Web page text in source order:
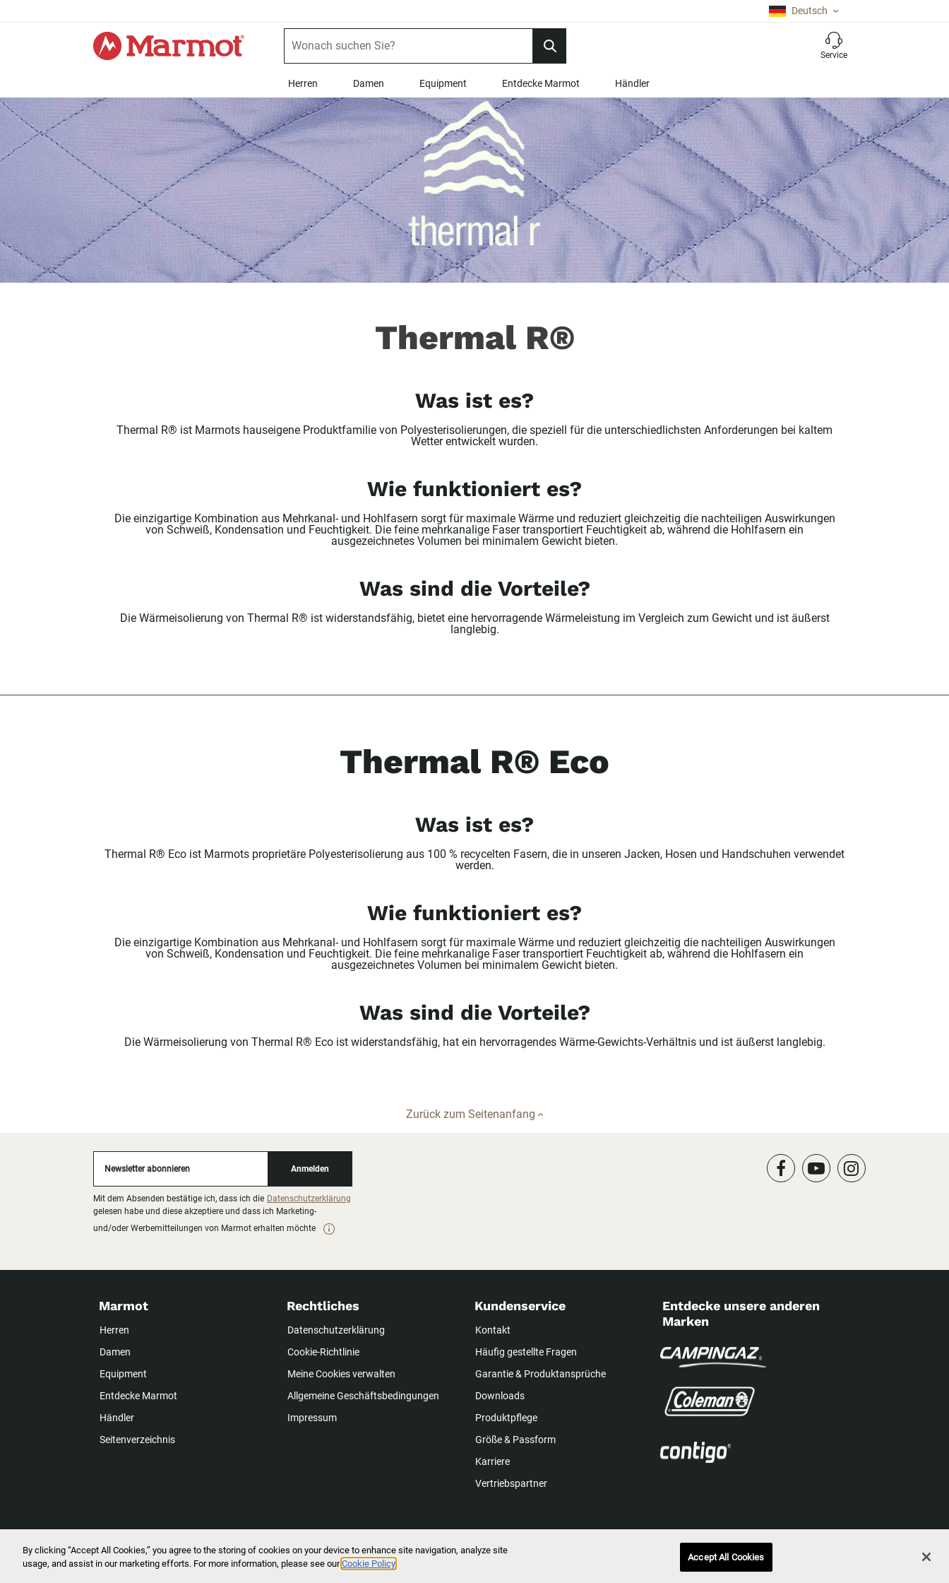
Deutsch
Service
Herren Damen Equipment Entdecke Marmot Händler
Thermal R®
Was ist es?
Thermal R® ist Marmots hauseigene Produktfamilie von Polyesterisolierungen, die speziell für die unterschiedlichsten Anforderungen bei kaltem
Wetter entwickelt wurden.
Wie funktioniert es?
Die einzigartige Kombination aus Mehrkanal- und Hohlfasern sorgt für maximale Wärme und reduziert gleichzeitig die nachteiligen Auswirkungen
von Schweiß, Kondensation und Feuchtigkeit. Die feine mehrkanalige Faser transportiert Feuchtigkeit ab, während die Hohlfasern ein
ausgezeichnetes Volumen bei minimalem Gewicht bieten.
Was sind die Vorteile?
Die Wärmeisolierung von Thermal R® ist widerstandsfähig, bietet eine hervorragende Wärmeleistung im Vergleich zum Gewicht und ist äußerst
langlebig.
Thermal R® Eco
Was ist es?
Thermal R® Eco ist Marmots proprietäre Polyesterisolierung aus 100 % recycelten Fasern, die in unseren Jacken, Hosen und Handschuhen verwendet
werden.
Wie funktioniert es?
Die einzigartige Kombination aus Mehrkanal- und Hohlfasern sorgt für maximale Wärme und reduziert gleichzeitig die nachteiligen Auswirkungen
von Schweiß, Kondensation und Feuchtigkeit. Die feine mehrkanalige Faser transportiert Feuchtigkeit ab, während die Hohlfasern ein
ausgezeichnetes Volumen bei minimalem Gewicht bieten.
Was sind die Vorteile?
Die Wärmeisolierung von Thermal R® Eco ist widerstandsfähig, hat ein hervorragendes Wärme-Gewichts-Verhältnis und ist äußerst langlebig.
Zurück zum Seitenanfang
Newsletter abonnieren Anmelden
Mit dem Absenden bestätige ich, dass ich die Datenschutzerklärung
gelesen habe und diese akzeptiere und dass ich Marketing-
und/oder Werbemitteilungen von Marmot erhalten möchte
Marmot
Herren
Damen
Equipment
Entdecke Marmot
Händler
Seitenverzeichnis
Rechtliches
Datenschutzerklärung
Cookie-Richtlinie
Meine Cookies verwalten
Allgemeine Geschäftsbedingungen
Impressum
Kundenservice
Kontakt
Häufig gestellte Fragen
Garantie & Produktansprüche
Downloads
Produktpflege
Größe & Passform
Karriere
Vertriebspartner
Entdecke unsere anderen
Marken
2024 © Marmot Mountain, LLC. Alle Rechte vorbehalten.
By clicking “Accept All Cookies,” you agree to the storing of cookies on your device to enhance site navigation, analyze site
usage, and assist in our marketing efforts. For more information, please see our Cookie Policy
Accept All Cookies